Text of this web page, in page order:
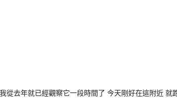
從去年就已經觀察它一段時間了 今天剛好在這附近 就